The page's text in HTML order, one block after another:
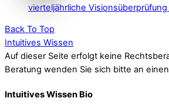
vierteljährliche
Back To Top
Intuitives Wissen
Auf dieser Seite erfolgt keine
Beratung wenden Sie sich bitte an
Intuitives Wissen Bio